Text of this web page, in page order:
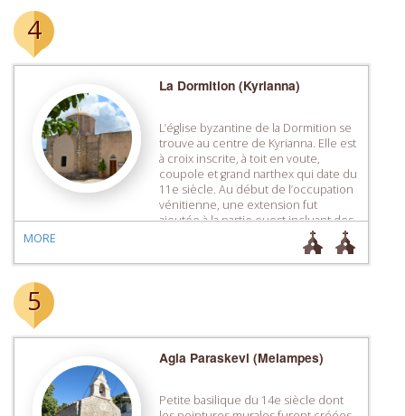
4
La Dormition (Kyrianna)
L’église byzantine de la Dormition se
trouve au centre de Kyrianna. Elle est
à croix inscrite, à toit en voute,
coupole et grand narthex qui date du
11e siècle. Au début de l’occupation
vénitienne, une extension fut
ajoutée à la partie ouest incluant des
portes aux encadrements à arcs
brisés, caractéristiques du 14e
siècle, que […]
MORE
5
Agia Paraskevi (Melampes)
Petite basilique du 14e siècle dont